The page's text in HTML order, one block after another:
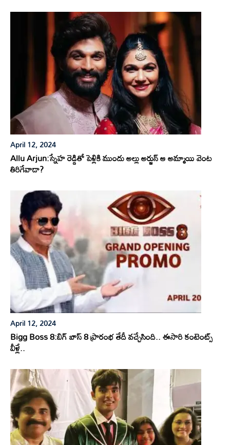
April 12, 2024
Allu Arjun:స్నేహ రెడ్డితో పెళ్లికి ముందు అల్లు అర్జున్ ఆ అమ్మాయి వెంట
తిరిగేవాడా?
April 12, 2024
Bigg Boss 8:బిగ్ బాస్ 8 ప్రారంభ తేదీ వచ్చేసింది.. ఈసారి కంటెంట్స్
వీళ్లే..